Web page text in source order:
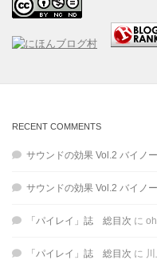
RECENT COMMENTS
サウンドの効果 Vol.2 バイノ
サウンドの効果 Vol.2 バイノ
「パイレイ」誌 総目次 に
「パイレイ」誌 総目次 に